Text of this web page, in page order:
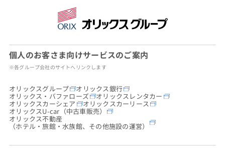
個人のお客さま向けサービスのご案内
※各グループ会社のサイトへリンクします
オリックスグループ オリックス銀行
オリックス・バファローズ オリックスレンタカー
オリックスカーシェア オリックスカーリース
オリックスU-car（中古車販売）
オリックス不動産
（ホテル・旅館・水族館、その他施設の運営）